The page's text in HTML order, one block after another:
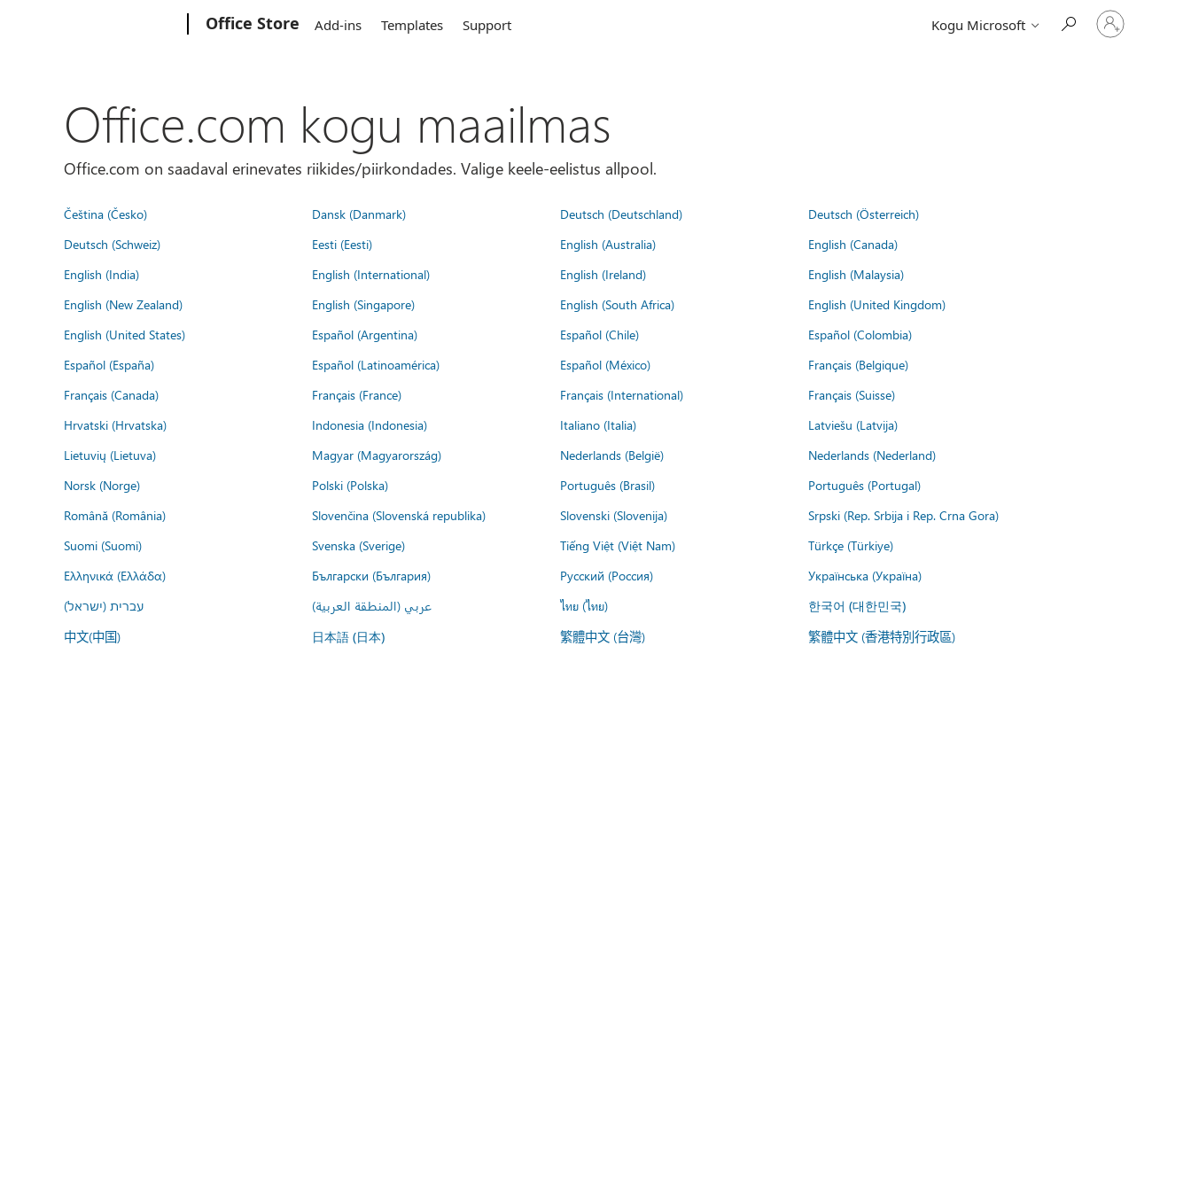
Office Store Add-ins Templates Support Kogu Microsoft
Logige
sisse
oma
Office.com kogu maailmas
Office.com on saadaval erinevates riikides/piirkondades. Valige keele-eelistus allpool.
Čeština (Česko) Dansk (Danmark) Deutsch (Deutschland)
Deutsch (Österreich)
Deutsch (Schweiz)
Eesti (Eesti) English (Australia)
English (Canada)
English (India)
English (International) English (Ireland)
English (Malaysia)
English (New Zealand)
English (Singapore) English (South Africa)
English (United Kingdom)
English (United States)
Español (Argentina) Español (Chile)
Español (Colombia)
Español (España)
Español (Latinoamérica) Español (México)
Français (Belgique)
Français (Canada)
Français (France) Français (International)
Français (Suisse)
Hrvatski (Hrvatska)
Indonesia (Indonesia) Italiano (Italia)
Latviešu (Latvija)
Lietuvių (Lietuva)
Magyar (Magyarország) Nederlands (België)
Nederlands (Nederland)
Norsk (Norge)
Polski (Polska) Português (Brasil)
Português (Portugal)
Română (România)
Slovenčina (Slovenská republika) Slovenski (Slovenija)
Srpski (Rep. Srbija i Rep. Crna Gora)
Suomi (Suomi)
Svenska (Sverige) Tiếng Việt (Việt Nam)
Türkçe (Türkiye)
Ελληνικά (Ελλάδα)
Български (България) Русский (Россия)
Українська (Україна)
עברית (ישראל)
عربي (المنطقة العربية) ไทย (ไทย) 한국어 (대한민국)
中文(中国) 日本語 (日本) 繁體中文 (台灣) 繁體中文 (香港特別行政區)